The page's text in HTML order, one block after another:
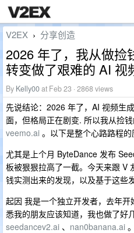
V2EX › 分享创造
2026 年了，我从做捡
转变做了艰难的 AI 视
By Kelly00at Feb 23 · 2868 views
先说结论：2026 年了，AI 视频生
面，但格局正在剧变. 所以我从捡
veemo.ai 。以下是整个心路路程的
尤其是上个月 ByteDance 发布
板被狠狠拉高了一截。今天来跟 V
钱实测出来的发现，以及基于这些
起因 我是一个独立开发者，去年
悉我的朋友应该知道，我也做了好
seedancev2.ai 、 nan0banana.ai